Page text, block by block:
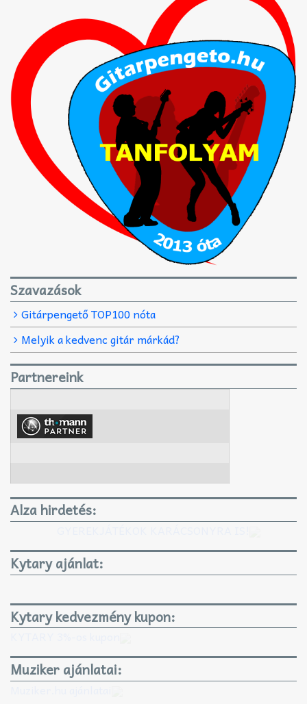
Szavazások
Gitárpengető TOP100 nóta
Melyik a kedvenc gitár márkád?
Partnereink
Alza hirdetés:
Kytary ajánlat:
Kytary kedvezmény kupon:
Muziker ajánlatai: